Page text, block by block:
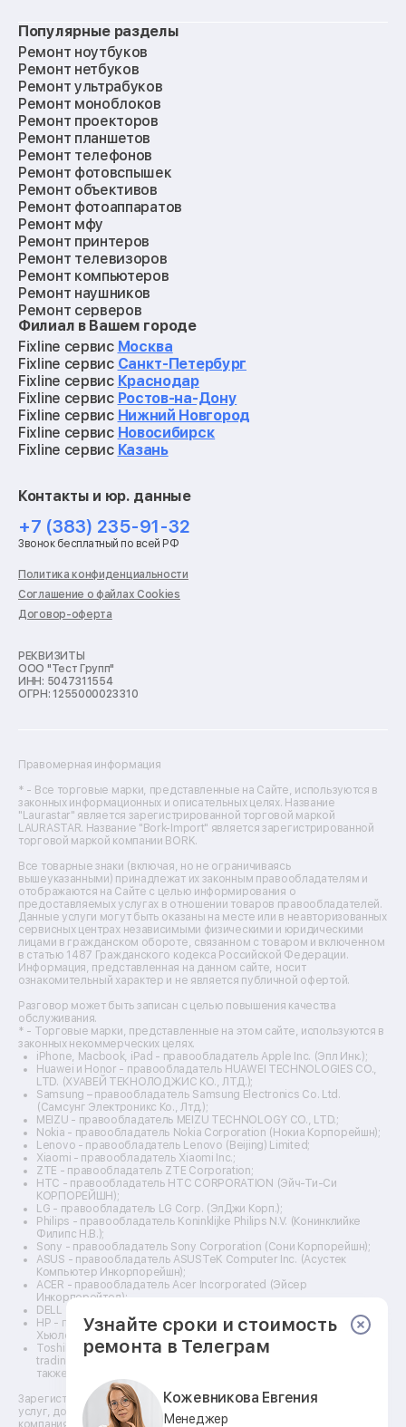
Популярные разделы
Ремонт ноутбуков
Ремонт нетбуков
Ремонт ультрабуков
Ремонт моноблоков
Ремонт проекторов
Ремонт планшетов
Ремонт телефонов
Ремонт фотовспышек
Ремонт объективов
Ремонт фотоаппаратов
Ремонт мфу
Ремонт принтеров
Ремонт телевизоров
Ремонт компьютеров
Ремонт наушников
Ремонт серверов
Ремонт мониторов
Ремонт квадрокоптеров
Ремонт электросамокатов
Ремонт материнских плат
Ремонт видеокарт
Ремонт кофемашин
Ремонт vr систем
Ремонт игровых приставок
Ремонт роботов-пылесосов
Ремонт холодильников
Ремонт стиральных машин
Ремонт пылесосов
Ремонт варочных панелей
Ремонт духовых шкафов
Ремонт кондиционеров
Ремонт кухонных комбайнов
Ремонт морозильных камер
Ремонт отпаривателей
Ремонт плоттеров
Ремонт фенов
Ремонт цифровых биноклей
Ремонт тепловизоров
Ремонт массажных кресел
Ремонт водонагревателей
Ремонт вытяжек
Ремонт источников бесперебойного питания
Ремонт пароварок
Ремонт микшерных пультов
Ремонт dj-пультов
Ремонт кухонных плит
Ремонт стедикамов
Ремонт оптических прицелов
Ремонт электровелосипедов
Ремонт видеокамер
Ремонт эхолотов
Ремонт 3d-принтеров
Ремонт прицелов ночного видения
Ремонт винных шкафов
Ремонт выпрямителей
Ремонт сушилок для рук
Ремонт дальномеров
Ремонт снегоуборщиков
Филиал в Вашем городе
Fixline сервис Москва
Fixline сервис Санкт-Петербург
Fixline сервис Краснодар
Fixline сервис Ростов-на-Дону
Fixline сервис Нижний Новгород
Fixline сервис Новосибирск
Fixline сервис Казань
Контакты и юр. данные
+7 (383) 235-91-32
Звонок бесплатный по всей РФ
Политика конфиденциальности
Соглашение о файлах Cookies
Договор-оферта
РЕКВИЗИТЫ
ООО "Тест Групп"
ИНН: 5047311554
ОГРН: 1255000023310
Правомерная информация
* - Все торговые марки, представленные на Сайте, используются в
законных информационных и описательных целях. Название
"Laurastar" является зарегистрированной торговой маркой
LAURASTAR. Название "Bork-Import" является зарегистрированной
торговой маркой компании BORK.
Все товарные знаки (включая, но не ограничиваясь
вышеуказанными) принадлежат их законным правообладателям и
отображаются на Сайте с целью информирования о
предоставляемых услугах в отношении товаров правообладателей.
Данные услуги могут быть оказаны на месте или в неавторизованных
сервисных центрах независимыми физическими и юридическими
лицами в гражданском обороте, связанном с товаром и включенном
в статью 1487 Гражданского кодекса Российской Федерации.
Информация, представленная на данном сайте, носит
ознакомительный характер и не является публичной офертой.
Разговор может быть записан с целью повышения качества
обслуживания.
* - Торговые марки, представленные на этом сайте, используются в
законных некоммерческих целях.
iPhone, Macbook, iPad - правообладатель Apple Inc. (Эпл Инк.);
Huawei и Honor - правообладатель HUAWEI TECHNOLOGIES CO.,
LTD. (ХУАВЕЙ ТЕКНОЛОДЖИС КО., ЛТД.);
Samsung – правообладатель Samsung Electronics Co. Ltd.
(Самсунг Электроникс Ко., Лтд.);
MEIZU - правообладатель MEIZU TECHNOLOGY CO., LTD.;
Nokia - правообладатель Nokia Corporation (Нокиа Корпорейшн);
Lenovo - правообладатель Lenovo (Beijing) Limited;
Xiaomi - правообладатель Xiaomi Inc.;
ZTE - правообладатель ZTE Corporation;
HTC - правообладатель HTC CORPORATION (Эйч-Ти-Си
КОРПОРЕЙШН);
LG - правообладатель LG Corp. (ЭлДжи Корп.);
Philips - правообладатель Koninklijke Philips N.V. (Конинклийке
Филипс Н.В.);
Sony - правообладатель Sony Corporation (Сони Корпорейшн);
ASUS - правообладатель ASUSTeK Computer Inc. (Асустек
Компьютер Инкорпорейшн);
ACER - правообладатель Acer Incorporated (Эйсер
Инкорпорейтед);
DELL - правообладатель Dell Inc.(Делл Инк.);
HP - правообладатель HP Hewlett-Packard Group LLC (ЭйчПи
Хьюлетт Паккард Груп ЛЛК);
Toshiba - правообладатель KABUSHIKI KAISHA TOSHIBA, also
trading as Toshiba Corporation (КАБУШИКИ КАЙША ТОШИБА
также торгующая как Тосиба Корпорейшн).
Зарегистрированные товарные знаки используются для описания
услуг, доступных в сети сервисных центров АСЦ, не связанных с
компаниями Правообладателей товарных знаков и/или с их
Узнайте сроки и стоимость
ремонта в Телеграм
Кожевникова Евгения
Менеджер